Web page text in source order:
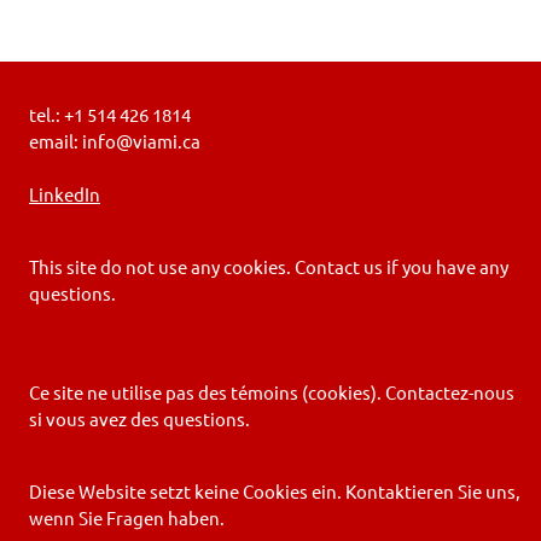
tel.: +1 514 426 1814
email: info@viami.ca
LinkedIn
This site do not use any cookies. Contact us if you have any
questions.
Ce site ne utilise pas des témoins (cookies). Contactez-nous
si vous avez des questions.
Diese Website setzt keine Cookies ein. Kontaktieren Sie uns,
wenn Sie Fragen haben.